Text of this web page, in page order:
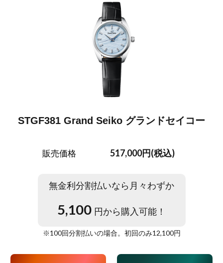
STGF381 Grand Seiko グランドセイコー
販売価格 517,000円(税込)
無金利分割払いなら月々わずか
5,100 円から購入可能！
※100回分割払いの場合。初回のみ12,100円